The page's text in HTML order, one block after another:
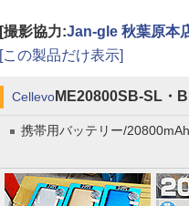
[撮影協力:Jan-gle 秋葉原本
[この製品だけ表示]
Cellevo ME20800SB-SL・
携帯用バッテリー/20800mAh